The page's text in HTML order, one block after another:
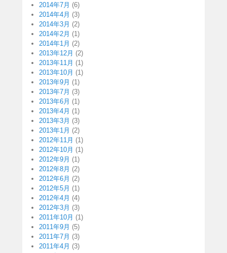
2014年7月 (6)
2014年4月 (3)
2014年3月 (2)
2014年2月 (1)
2014年1月 (2)
2013年12月 (2)
2013年11月 (1)
2013年10月 (1)
2013年9月 (1)
2013年7月 (3)
2013年6月 (1)
2013年4月 (1)
2013年3月 (3)
2013年1月 (2)
2012年11月 (1)
2012年10月 (1)
2012年9月 (1)
2012年8月 (2)
2012年6月 (2)
2012年5月 (1)
2012年4月 (4)
2012年3月 (3)
2011年10月 (1)
2011年9月 (5)
2011年7月 (3)
2011年4月 (3)